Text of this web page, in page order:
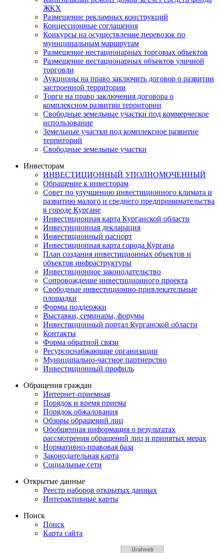
ЖКХ
Размещение рекламных конструкций
Концессионные соглашения
Конкурсы на осуществление перевозок по
муниципальным маршрутам
Размещение нестационарных торговых объектов
Размещение нестационарных объектов уличной
торговли
Аукционы на право заключить договор о развитии
застроенной территории
Торги на право заключения договора о
комплексном развитии территории
Свободные земельные участки под коммерческое
использование
Земельные участки под комплексное развитие
территорий
Свободные земельные участки
Инвесторам
ИНВЕСТИЦИОННЫЙ УПОЛНОМОЧЕННЫЙ
Обращение к инвесторам
Совет по улучшению инвестиционного климата и
развитию малого и среднего предпринимательства
в городе Кургане
Инвестиционная карта Курганской области
Инвестиционная декларация
Инвестиционный паспорт
Инвестиционная карта города Кургана
План создания инвестиционных объектов и
объектов инфраструктуры
Инвестиционное законодательство
Сопровождение инвестиционного проекта
Свободные инвестиционно-привлекательные
площадки
Формы поддержки
Выставки, семинары, форумы
Инвестиционный портал Курганской области
Контакты
Форма обратной связи
Ресурсоснабжающие организации
Муниципально-частное партнерство
Инвестиционный профиль
Обращения граждан
Интернет-приемная
Порядок и время приема
Порядок обжалования
Обзоры обращений лиц
Обобщенная информация о результатах
рассмотрения обращений лиц и принятых мерах
Нормативно-правовая база
Законодательная карта
Социальные сети
Открытые данные
Реестр наборов открытых данных
Интерактивные карты
Поиск
Поиск
Карта сайта